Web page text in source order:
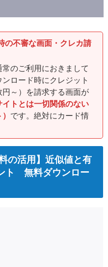
の不審な画面・クレカ請
のご利用におきまして
ロード時にクレジット
～）を請求する画面が
イトとは一切関係のない
です。絶対にカード情
の活用】近似値と有
ト 無料ダウンロー